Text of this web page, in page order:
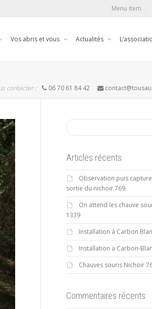
Menu Item
Vos abris et vous Actualités
contacter : 06 70 61 84 42
Articles récents
Observation puis
sortie du nichoir 769.
On attend les chauve
1339
Installation à Carbon
Installation a Carbon-
Chauves souris Nichoir
Commentaires récents